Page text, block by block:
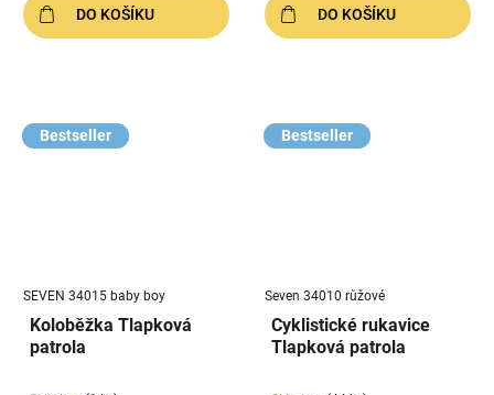
DO KOŠÍKU DO KOŠÍKU
Bestseller
SEVEN 34015 baby boy
Koloběžka Tlapková
patrola
Bestseller
Seven 34010 růžové
Cyklistické rukavice
Tlapková patrola